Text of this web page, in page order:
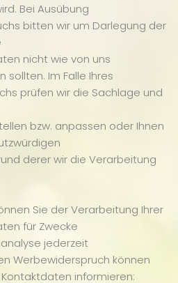
Bei Ausübung
bitten wir um Darlegung der
nicht wie von uns
Im Falle Ihres
prüfen wir die Sachlage und
bzw. anpassen oder Ihnen
derer wir die Verarbeitung
Sie der Verarbeitung Ihrer
für Zwecke
jederzeit
Werbewiderspruch können
informieren: